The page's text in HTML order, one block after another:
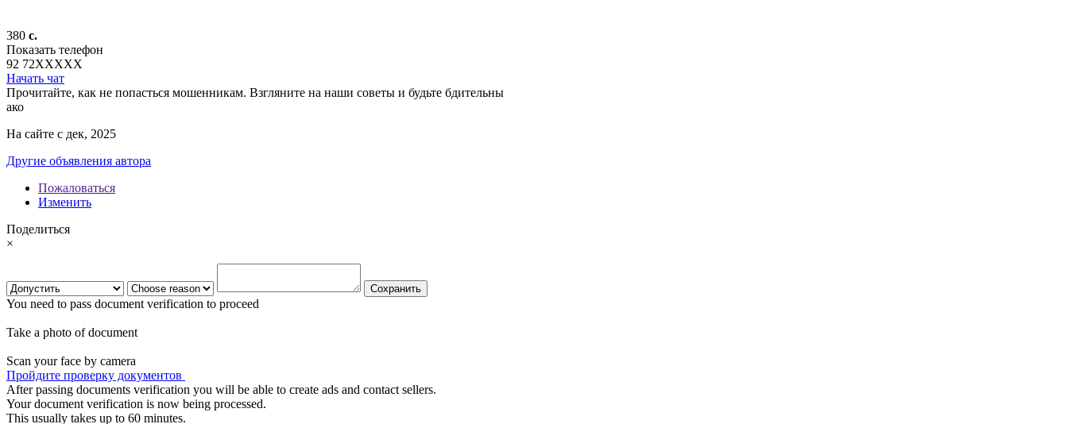
380 c.
Показать телефон
92 72XXXXX
Начать чат
Прочитайте, как не попасться мошенникам. Взгляните на наши советы и будьте бдительны
ако
На сайте с дек, 2025
Другие объявления автора
Пожаловаться
Изменить
Поделиться
×
You need to pass document verification to proceed
Take a photo of document
Scan your face by camera
Пройдите проверку документов
After passing documents verification you will be able to create ads and contact sellers.
Your document verification is now being processed.
This usually takes up to 60 minutes.